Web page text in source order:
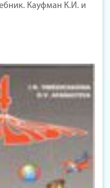
Кауфман К.И. и